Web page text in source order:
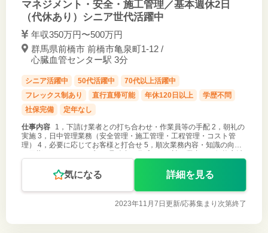
マネジメント・安全・施工管理／基本週休2日
（代休あり）シニア世代活躍中
年収350万円〜500万円
群馬県前橋市 前橋市亀泉町1-12 /
心臓血管センター駅 3分
シニア活躍中 50代活躍中
70代以上活躍中
フレックス制あり
直行直帰可能 年休120日以上
学歴不問
社保完備
定年なし
仕事内容
1，下請け業者との打ち合わせ・作業員等の手配 2，朝礼の
実施 3，日中管理業務（安全管理・施工管理・工程管理・コスト管
理） 4，必要に応じてお客様と打合せ 5，順次業務内容・知識の向上
を目指し スキルアップ 6，見積書の作成 7，下請け業者との価格交渉
8，Q
気になる 詳細を見る
2023年11月7日更新/応募集まり次第終了